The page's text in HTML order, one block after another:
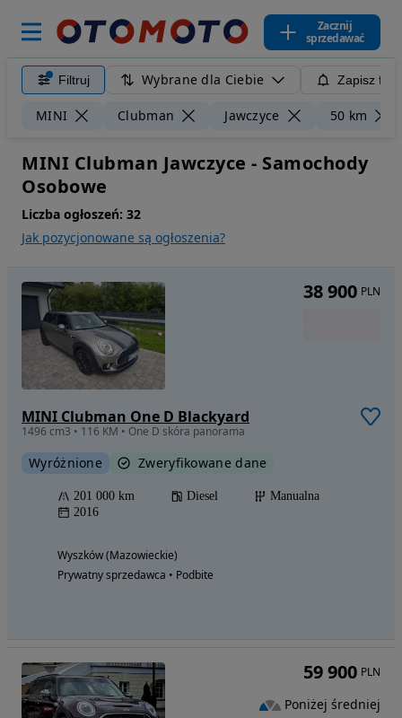
Zacznij
sprzedawać
Filtruj Wybrane dla Ciebie Zapisz
MINI Clubman Jawczyce 50 km
MINI Clubman Jawczyce - Samochody
Osobowe
Liczba ogłoszeń: 32
Jak pozycjonowane są ogłoszenia?
MINI Clubman One D Blackyard
1496 cm3 • 116 KM • One D skóra panorama
Wyróżnione Zweryfikowane dane
201 000 km Diesel
Manualna
2016
Wyszków (Mazowieckie)
Prywatny sprzedawca • Podbite
38 900 PLN
59 900 PLN
Poniżej średniej